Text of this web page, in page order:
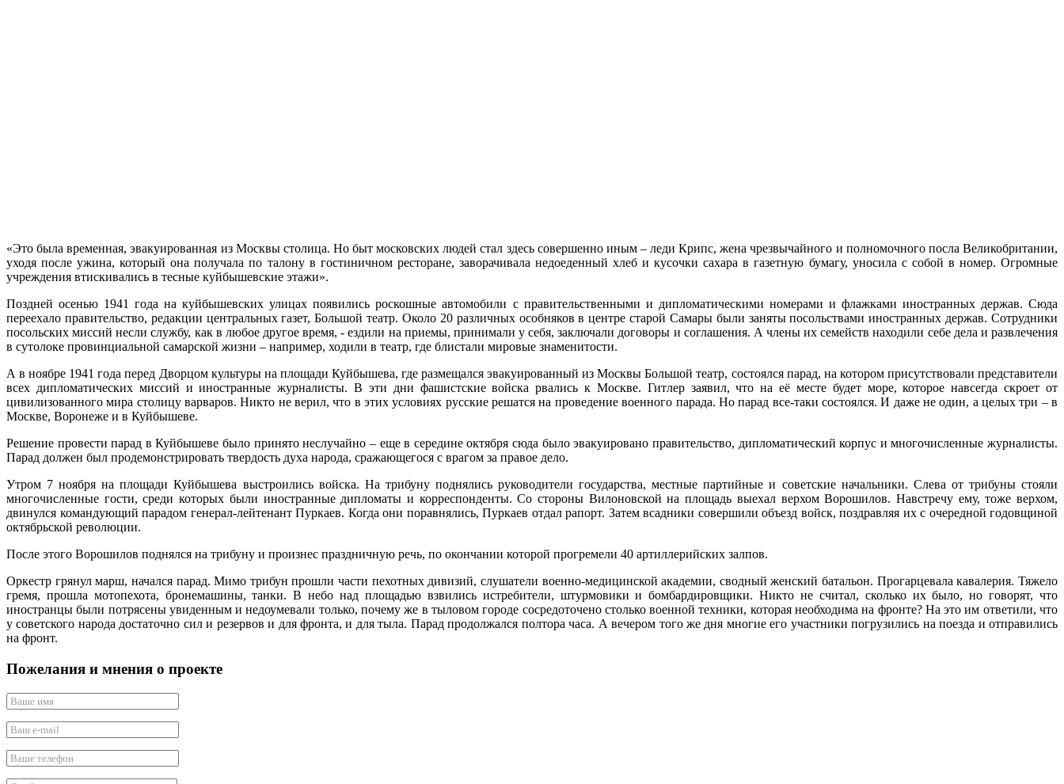
«Это была временная, эвакуированная из Москвы столица. Но быт московских людей стал здесь совершенно иным – леди Крипс, жена чрезвычайного и полномочного посла Великобритании,
уходя после ужина, который она получала по талону в гостиничном ресторане, заворачивала недоеденный хлеб и кусочки сахара в газетную бумагу, уносила с собой в номер. Огромные
учреждения втискивались в тесные куйбышевские этажи».
Поздней осенью 1941 года на куйбышевских улицах появились роскошные автомобили с правительственными и дипломатическими номерами и флажками иностранных держав. Сюда
переехало правительство, редакции центральных газет, Большой театр. Около 20 различных особняков в центре старой Самары были заняты посольствами иностранных держав. Сотрудники
посольских миссий несли службу, как в любое другое время, - ездили на приемы, принимали у себя, заключали договоры и соглашения. А члены их семейств находили себе дела и развлечения
в сутолоке провинциальной самарской жизни – например, ходили в театр, где блистали мировые знаменитости.
А в ноябре 1941 года перед Дворцом культуры на площади Куйбышева, где размещался эвакуированный из Москвы Большой театр, состоялся парад, на котором присутствовали представители
всех дипломатических миссий и иностранные журналисты. В эти дни фашистские войска рвались к Москве. Гитлер заявил, что на её месте будет море, которое навсегда скроет от
цивилизованного мира столицу варваров. Никто не верил, что в этих условиях русские решатся на проведение военного парада. Но парад все-таки состоялся. И даже не один, а целых три – в
Москве, Воронеже и в Куйбышеве.
Решение провести парад в Куйбышеве было принято неслучайно – еще в середине октября сюда было эвакуировано правительство, дипломатический корпус и многочисленные журналисты.
Парад должен был продемонстрировать твердость духа народа, сражающегося с врагом за правое дело.
Утром 7 ноября на площади Куйбышева выстроились войска. На трибуну поднялись руководители государства, местные партийные и советские начальники. Слева от трибуны стояли
многочисленные гости, среди которых были иностранные дипломаты и корреспонденты. Со стороны Вилоновской на площадь выехал верхом Ворошилов. Навстречу ему, тоже верхом,
двинулся командующий парадом генерал-лейтенант Пуркаев. Когда они поравнялись, Пуркаев отдал рапорт. Затем всадники совершили объезд войск, поздравляя их с очередной годовщиной
октябрьской революции.
После этого Ворошилов поднялся на трибуну и произнес праздничную речь, по окончании которой прогремели 40 артиллерийских залпов.
Оркестр грянул марш, начался парад. Мимо трибун прошли части пехотных дивизий, слушатели военно-медицинской академии, сводный женский батальон. Прогарцевала кавалерия. Тяжело
гремя, прошла мотопехота, бронемашины, танки. В небо над площадью взвились истребители, штурмовики и бомбардировщики. Никто не считал, сколько их было, но говорят, что
иностранцы были потрясены увиденным и недоумевали только, почему же в тыловом городе сосредоточено столько военной техники, которая необходима на фронте? На это им ответили, что
у советского народа достаточно сил и резервов и для фронта, и для тыла. Парад продолжался полтора часа. А вечером того же дня многие его участники погрузились на поезда и отправились
на фронт.
Пожелания и мнения о проекте
Ваше имя
Ваш e-mail
Ваше телефон